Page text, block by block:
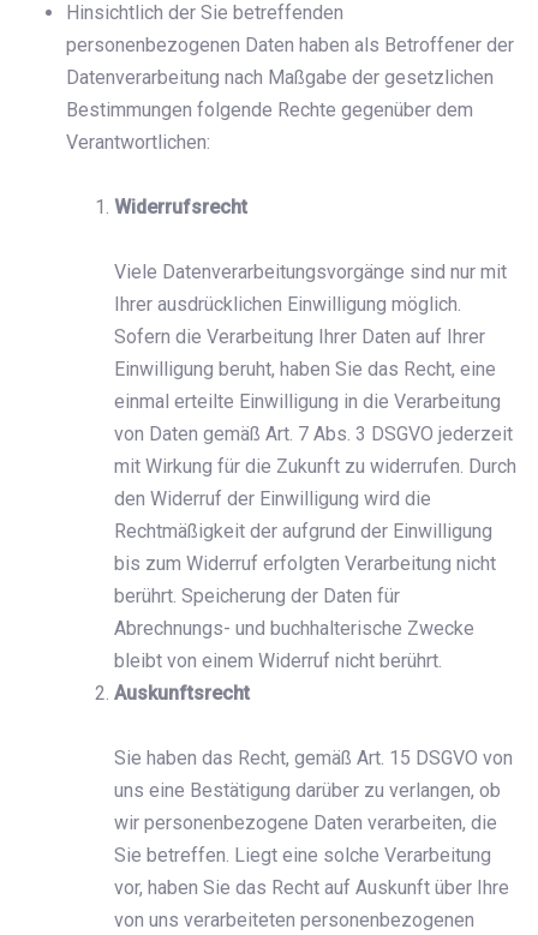
Hinsichtlich der Sie betreffenden
personenbezogenen Daten haben als Betroffener der
Datenverarbeitung nach Maßgabe der gesetzlichen
Bestimmungen folgende Rechte gegenüber dem
Verantwortlichen:
Widerrufsrecht
Viele Datenverarbeitungsvorgänge sind nur mit
Ihrer ausdrücklichen Einwilligung möglich.
Sofern die Verarbeitung Ihrer Daten auf Ihrer
Einwilligung beruht, haben Sie das Recht, eine
einmal erteilte Einwilligung in die Verarbeitung
von Daten gemäß Art. 7 Abs. 3 DSGVO jederzeit
mit Wirkung für die Zukunft zu widerrufen. Durch
den Widerruf der Einwilligung wird die
Rechtmäßigkeit der aufgrund der Einwilligung
bis zum Widerruf erfolgten Verarbeitung nicht
berührt. Speicherung der Daten für
Abrechnungs- und buchhalterische Zwecke
bleibt von einem Widerruf nicht berührt.
Auskunftsrecht
Sie haben das Recht, gemäß Art. 15 DSGVO von
uns eine Bestätigung darüber zu verlangen, ob
wir personenbezogene Daten verarbeiten, die
Sie betreffen. Liegt eine solche Verarbeitung
vor, haben Sie das Recht auf Auskunft über Ihre
von uns verarbeiteten personenbezogenen